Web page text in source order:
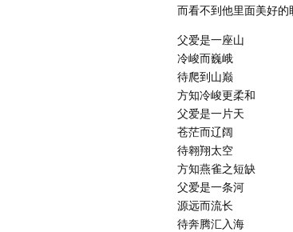
而看不到他里面美好的
父爱是一座山
冷峻而巍峨
待爬到山巅
方知冷峻更柔和
父爱是一片天
苍茫而辽阔
待翱翔太空
方知燕雀之短缺
父爱是一条河
源远而流长
待奔腾汇入海